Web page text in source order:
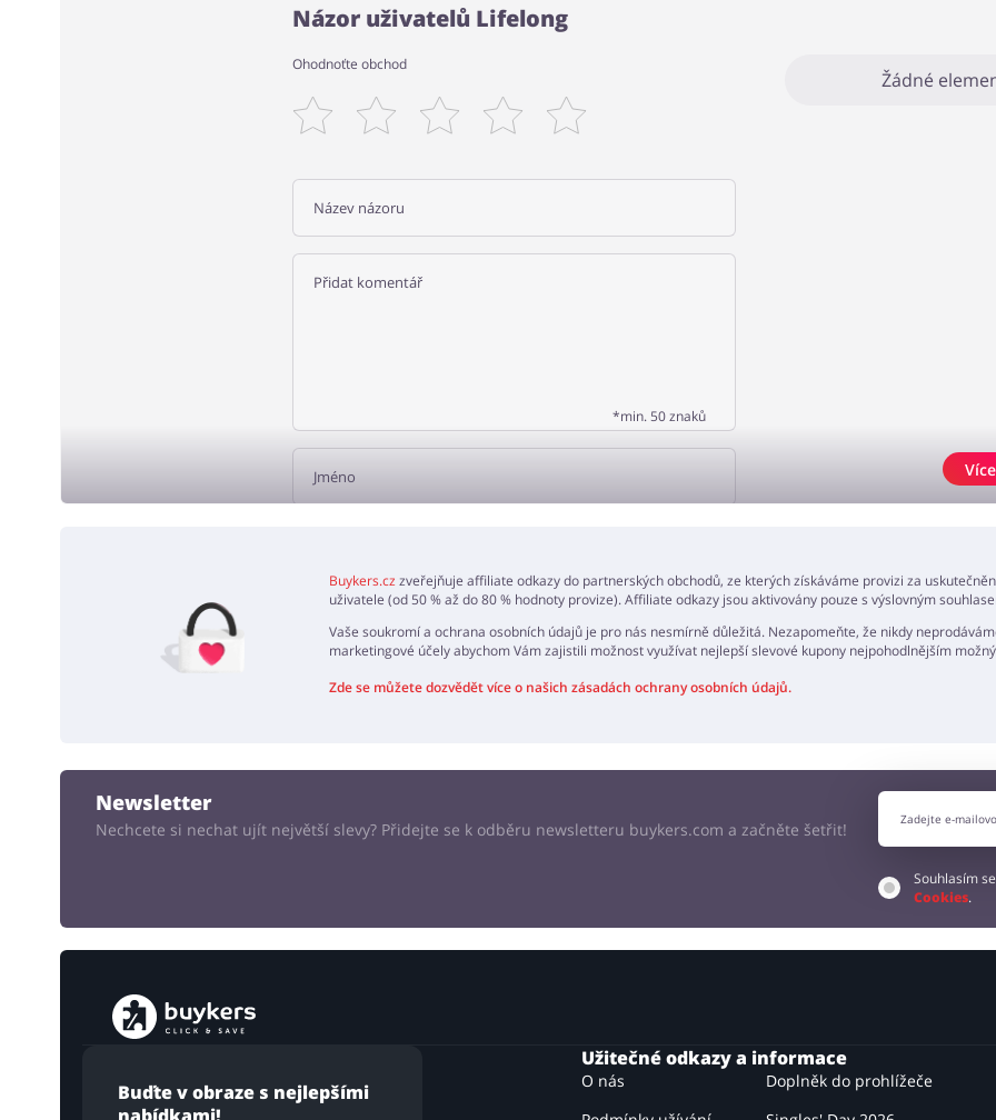
Názor uživatelů Lifelong
Ohodnoťte obchod
*min. 50 znaků
Žádné
Více
Buykers.cz zveřejňuje affiliate odkazy do partnerských obchodů, ze kterých získáváme provizi za
uživatele (od 50 % až do 80 % hodnoty provize). Affiliate odkazy jsou aktivovány pouze s výslovným
Vaše soukromí a ochrana osobních údajů je pro nás nesmírně důležitá. Nezapomeňte, že nikdy
marketingové účely abychom Vám zajistili možnost využívat nejlepší slevové kupony nejpohodlnějším
Zde se můžete dozvědět více o našich zásadách ochrany osobních údajů.
Newsletter
Nechcete si nechat ujít největší slevy? Přidejte se k odběru newsletteru buykers.com a začněte šetřit!
Souhlasím
Cookies.
Buďte v obraze s nejlepšími
Užitečné odkazy a informace
O nás
Doplněk do prohlížeče